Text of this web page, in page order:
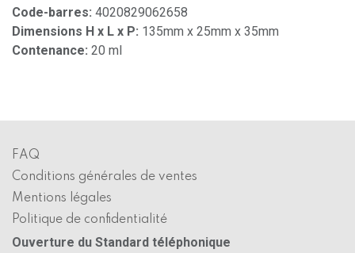
Code-barres: 4020829062658
Dimensions H x L x P: 135mm x 25mm x 35mm
Contenance: 20 ml
FAQ
Conditions générales de ventes
Mentions légales
Politique de confidentialité
Ouverture du Standard téléphonique